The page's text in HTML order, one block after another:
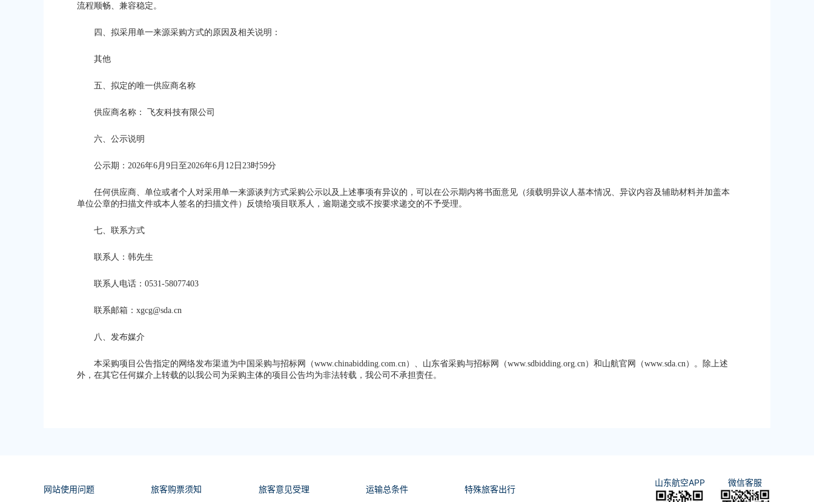
流程顺畅、兼容稳定。
四、拟采用单一来源采购方式的原因及相关说明：
其他
五、拟定的唯一供应商名称
供应商名称： 飞友科技有限公司
六、公示说明
公示期：2026年6月9日至2026年6月12日23时59分
任何供应商、单位或者个人对采用单一来源谈判方式采购公示以及上述事项有异议的，可以在公示期内将书面意见（须载明异议人基本情况、异议内容及辅助材料并加盖本
单位公章的扫描文件或本人签名的扫描文件）反馈给项目联系人，逾期递交或不按要求递交的不予受理。
七、联系方式
联系人：韩先生
联系人电话：0531-58077403
联系邮箱：xgcg@sda.cn
八、发布媒介
本采购项目公告指定的网络发布渠道为中国采购与招标网（www.chinabidding.com.cn）、山东省采购与招标网（www.sdbidding.org.cn）和山航官网（www.sda.cn）。除上述
外，在其它任何媒介上转载的以我公司为采购主体的项目公告均为非法转载，我公司不承担责任。
网站使用问题 旅客购票须知 旅客意见受理 运输总条件 特殊旅客出行
山东航空APP 微信客服